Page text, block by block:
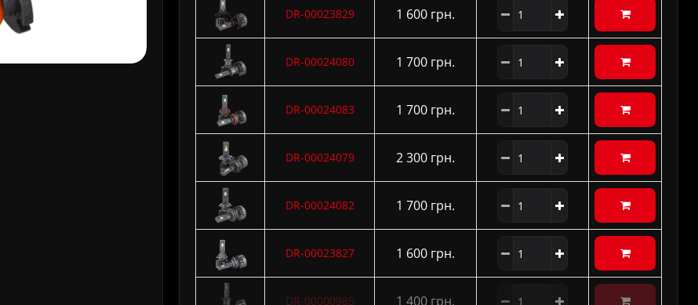
DR-00023829 1 600 грн.
DR-00024080 1 700 грн.
DR-00024083 1 700 грн.
DR-00024079 2 300 грн.
DR-00024082 1 700 грн.
DR-00023827 1 600 грн.
DR-00000985 1 400 грн.